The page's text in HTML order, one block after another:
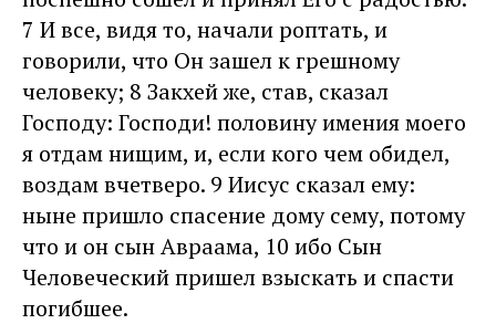
7 И все, видя то, начали роптать, и
говорили, что Он зашел к грешному
человеку; 8 Закхей же, став, сказал
Господу: Господи! половину имения моего
я отдам нищим, и, если кого чем обидел,
воздам вчетверо. 9 Иисус сказал ему:
ныне пришло спасение дому сему, потому
что и он сын Авраама, 10 ибо Сын
Человеческий пришел взыскать и спасти
погибшее.